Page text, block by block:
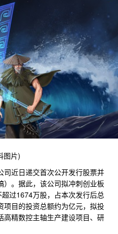
图片)
司近日递交首次公开发行股票并
。据此，该公司拟冲刺创业板
过1674万股，占本次发行后总
项目的投资总额约为亿元，拟投
高精数控主轴生产建设项目、研